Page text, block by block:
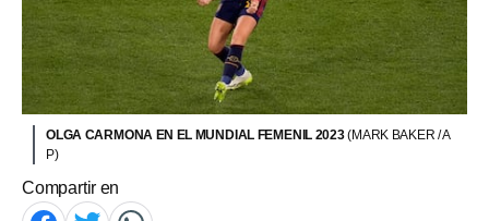
OLGA CARMONA EN EL MUNDIAL FEMENIL 2023(MARK BAKER / A
P)
Compartir en